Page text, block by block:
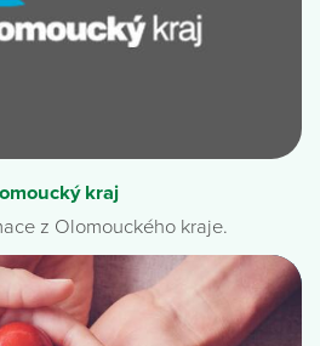
kraj
z Olomouckého kraje.